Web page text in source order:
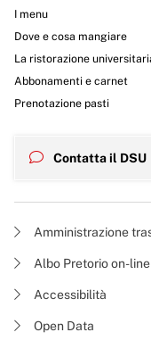
I menu
Dove e cosa mangiare
La ristorazione
Abbonamenti e carnet
Prenotazione pasti
Contatta il DSU
Amministrazione
Albo Pretorio on-line
Accessibilità
Open Data